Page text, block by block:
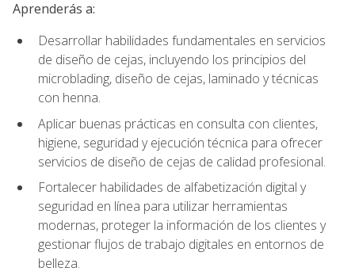
Aprenderás a:
Desarrollar habilidades fundamentales en servicios
de diseño de cejas, incluyendo los principios del
microblading, diseño de cejas, laminado y técnicas
con henna.
Aplicar buenas prácticas en consulta con clientes,
higiene, seguridad y ejecución técnica para ofrecer
servicios de diseño de cejas de calidad profesional.
Fortalecer habilidades de alfabetización digital y
seguridad en línea para utilizar herramientas
modernas, proteger la información de los clientes y
gestionar flujos de trabajo digitales en entornos de
belleza.